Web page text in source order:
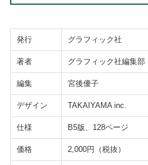
発行 グラフィック社
著者 グラフィック社編集部
編集 宮後優子
デザイン TAKAIYAMA inc.
仕様 B5版、128ページ
価格 2,000円（税抜）